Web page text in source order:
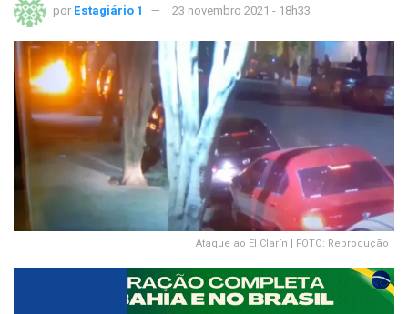
por Estagiário 1 23 novembro 2021 - 18h33
Ataque ao El Clarín | FOTO: Reprodução |